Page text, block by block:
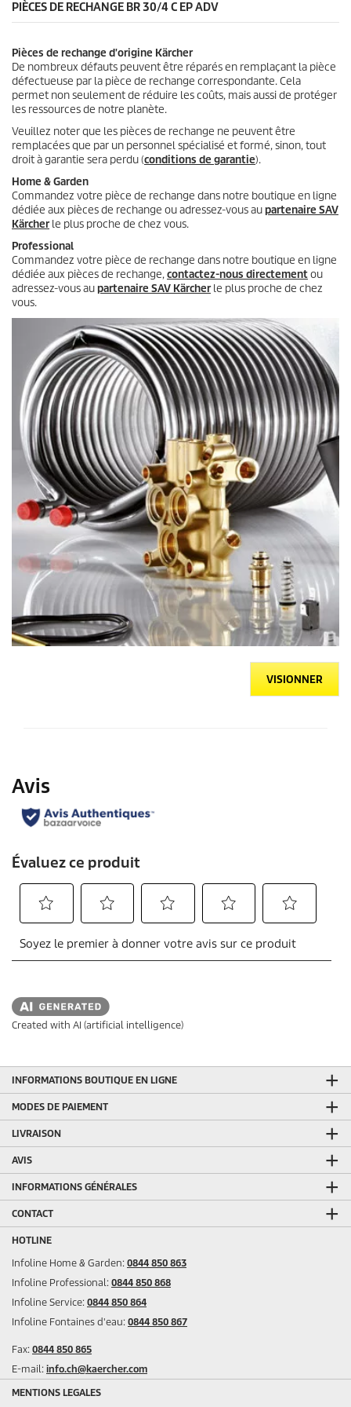
1
a
i
s
PIÈCES DE RECHANGE BR 30/4 C EP ADV
Pièces de rechange d'origine Kärcher
De nombreux défauts peuvent être réparés en remplaçant la pièce
défectueuse par la pièce de rechange correspondante. Cela
permet non seulement de réduire les coûts, mais aussi de protéger
les ressources de notre planète.
Veuillez noter que les pièces de rechange ne peuvent être
remplacées que par un personnel spécialisé et formé, sinon, tout
droit à garantie sera perdu (conditions de garantie).
Home & Garden
Commandez votre pièce de rechange dans notre boutique en ligne
dédiée aux pièces de rechange ou adressez-vous aupartenaire SAV
Kärcherle plus proche de chez vous.
Professional
Commandez votre pièce de rechange dans notre boutique en ligne
dédiée aux pièces de rechange,contactez-nous directementou
adressez-vous aupartenaire SAV Kärcherle plus proche de chez
vous.
VISIONNER
Created with AI (artificial intelligence)
INFORMATIONS BOUTIQUE EN LIGNE
MODES DE PAIEMENT
LIVRAISON
AVIS
INFORMATIONS GÉNÉRALES
CONTACT
HOTLINE
Infoline Home & Garden: 0844 850 863
Infoline Professional: 0844 850 868
Infoline Service: 0844 850 864
Infoline Fontaines d'eau: 0844 850 867
Fax: 0844 850 865
E-mail: info.ch@kaercher.com
MENTIONS LEGALES